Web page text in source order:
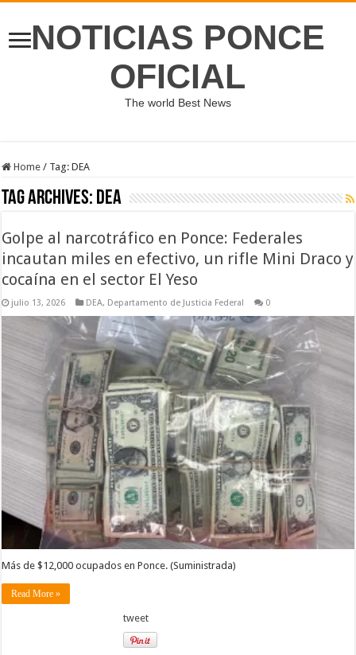
NOTICIAS PONCE
OFICIAL
The world Best News
Home / Tag:DEA
Tag Archives: DEA
Golpe al narcotráfico en Ponce: Federales
incautan miles en efectivo, un rifle Mini Draco y
cocaína en el sector El Yeso
julio 13, 2026 DEA, Departamento de Justicia Federal 0
Más de $12,000 ocupados en Ponce. (Suministrada)
Read More »
tweet